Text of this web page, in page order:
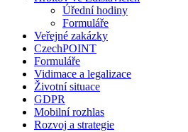
Úřední hodiny
Formuláře
Veřejné zakázky
CzechPOINT
Formuláře
Vidimace a legalizace
Životní situace
GDPR
Mobilní rozhlas
Rozvoj a strategie